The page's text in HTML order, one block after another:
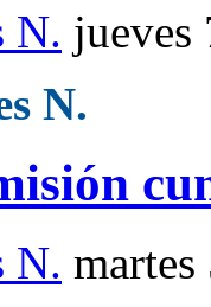
N. jueves
N.
N. martes